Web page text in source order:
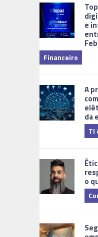
e
Financeiro
A
da
TI
o